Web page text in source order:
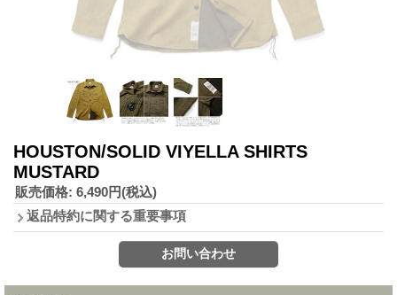
HOUSTON/SOLID VIYELLA SHIRTS
MUSTARD
販売価格: 6,490円(税込)
返品特約に関する重要事項